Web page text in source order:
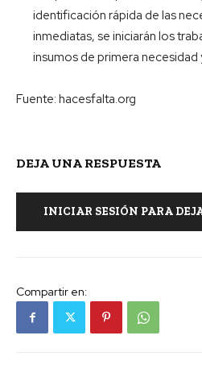
identificación rápida de las
inmediatas, se iniciarán los
insumos de primera necesidad
Fuente: hacesfalta.org
DEJA UNA RESPUESTA
INICIAR SESIÓN PARA
Compartir en: